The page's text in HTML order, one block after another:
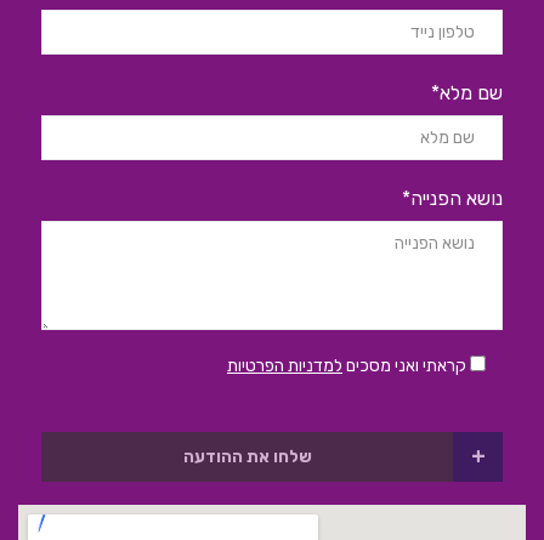
שם מלא*
נושא הפנייה*
קראתי ואני מסכים למדניות הפרטיות
שלחו את ההודעה +